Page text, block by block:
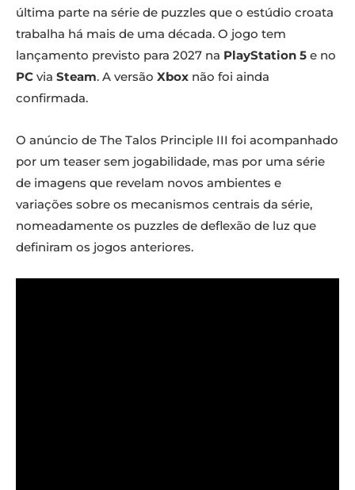
última parte na série de puzzles que o estúdio croata
trabalha há mais de uma década. O jogo tem
lançamento previsto para 2027 na PlayStation 5 e no
PC via Steam. A versão Xbox não foi ainda
confirmada.
O anúncio de The Talos Principle III foi acompanhado
por um teaser sem jogabilidade, mas por uma série
de imagens que revelam novos ambientes e
variações sobre os mecanismos centrais da série,
nomeadamente os puzzles de deflexão de luz que
definiram os jogos anteriores.